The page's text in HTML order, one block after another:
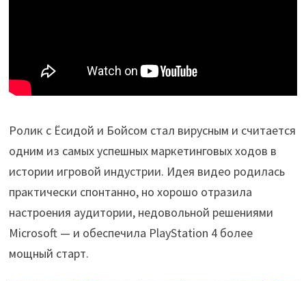
Ролик с Ёсидой и Бойсом стал вирусным и считается
одним из самых успешных маркетинговых ходов в
истории игровой индустрии. Идея видео родилась
практически спонтанно, но хорошо отразила
настроения аудитории, недовольной решениями
Microsoft — и обеспечила PlayStation 4 более
мощный старт.